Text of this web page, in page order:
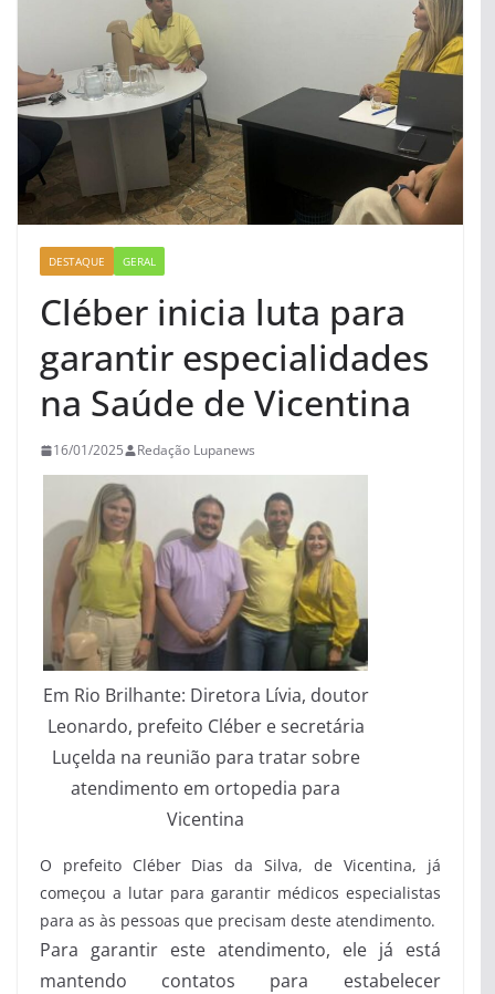
DESTAQUE GERAL
Cléber inicia luta para
garantir especialidades
na Saúde de Vicentina
16/01/2025 Redação Lupanews
Em Rio Brilhante: Diretora Lívia, doutor
Leonardo, prefeito Cléber e secretária
Luçelda na reunião para tratar sobre
atendimento em ortopedia para
Vicentina
O prefeito Cléber Dias da Silva, de Vicentina, já
começou a lutar para garantir médicos especialistas
para as às pessoas que precisam deste atendimento.
Para garantir este atendimento, ele já está
mantendo contatos para estabelecer